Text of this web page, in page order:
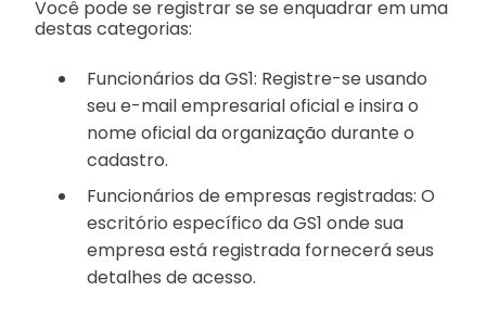
Você pode se registrar se se enquadrar em uma
destas categorias:
Funcionários da GS1: Registre-se usando
seu e-mail empresarial oficial e insira o
nome oficial da organização durante o
cadastro.
Funcionários de empresas registradas: O
escritório específico da GS1 onde sua
empresa está registrada fornecerá seus
detalhes de acesso.